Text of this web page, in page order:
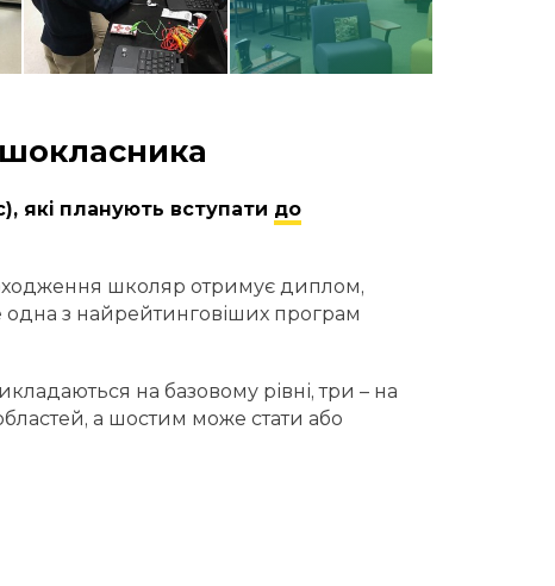
які планують вступати до
школяр отримує диплом,
одна з найрейтинговіших програм
на базовому рівні, три – на
а шостим може стати або